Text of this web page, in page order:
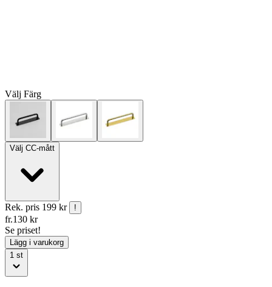
Välj Färg
Välj CC-mått
Rek. pris 199 kr !
fr.130 kr
Se priset!
Lägg i varukorg
1 st